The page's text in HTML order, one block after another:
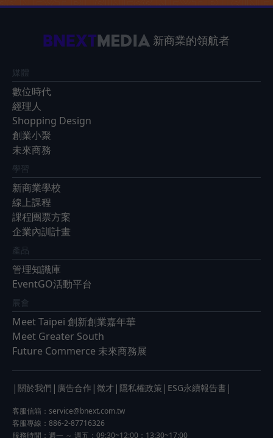
新商業的領航者
媒體
數位時代
經理人
Shopping Design
創業小聚
未來商務
學習
新商業學校
線上課程
課程團票方案
企業內訓計畫
產品
管理知識庫
EventGO活動平台
展會
Meet Taipei 創新創業嘉年華
Meet Greater South
Future Commerce 未來商務展
| 關於我們 | 廣告合作 | 徵才 | 隱私權政策 | ESG永續報告書 |
客服信箱： service@bnext.com.tw
客服專線：886-2-87716326
服務時間：週一 ～ 週五：09:30~12:00；13:30~17:00